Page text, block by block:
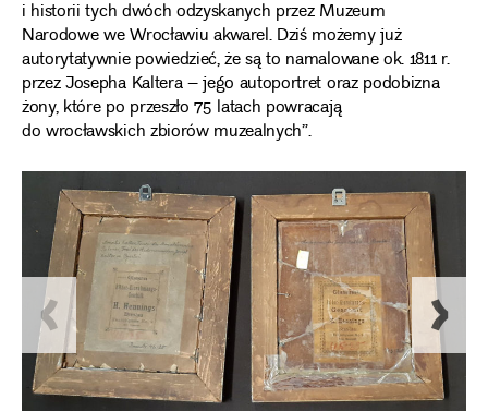
i historii tych dwóch odzyskanych przez Muzeum
Narodowe we Wrocławiu akwarel. Dziś możemy już
autorytatywnie powiedzieć, że są to namalowane ok. 1811 r.
przez Josepha Kaltera – jego autoportret oraz podobizna
żony, które po przeszło 75 latach powracają
do wrocławskich zbiorów muzealnych”.